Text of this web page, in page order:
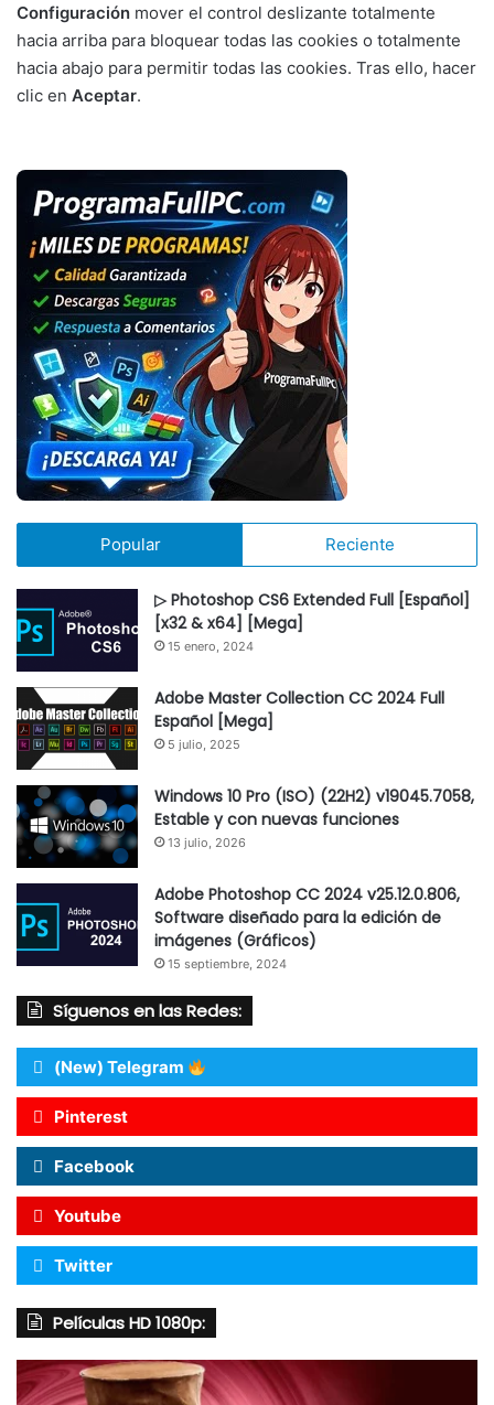
Configuración mover el control deslizante totalmente
hacia arriba para bloquear todas las cookies o totalmente
hacia abajo para permitir todas las cookies. Tras ello, hacer
clic en Aceptar.
Popular Reciente
▷ Photoshop CS6 Extended Full [Español]
[x32 & x64] [Mega]
15 enero, 2024
Adobe Master Collection CC 2024 Full
Español [Mega]
5 julio, 2025
Windows 10 Pro (ISO) (22H2) v19045.7058,
Estable y con nuevas funciones
13 julio, 2026
Adobe Photoshop CC 2024 v25.12.0.806,
Software diseñado para la edición de
imágenes (Gráficos)
15 septiembre, 2024
Síguenos en las Redes:
(New) Telegram
Pinterest
Facebook
Youtube
Twitter
Películas HD 1080p: